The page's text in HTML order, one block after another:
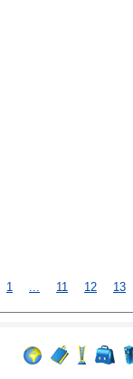
1 ... 11 12 13